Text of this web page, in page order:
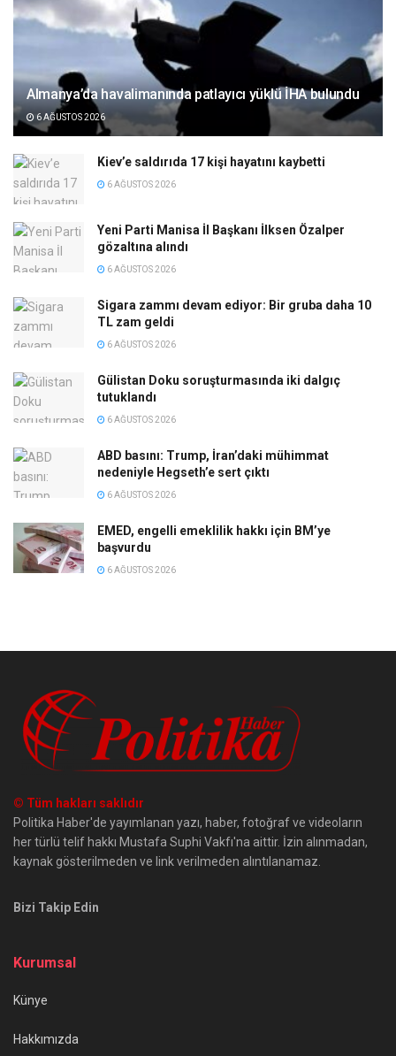
Almanya’da havalimanında patlayıcı yüklü İHA bulundu
6 AĞUSTOS 2026
Kiev’e saldırıda 17 kişi hayatını kaybetti
6 AĞUSTOS 2026
Yeni Parti Manisa İl Başkanı İlksen Özalper
gözaltına alındı
6 AĞUSTOS 2026
Sigara zammı devam ediyor: Bir gruba daha 10
TL zam geldi
6 AĞUSTOS 2026
Gülistan Doku soruşturmasında iki dalgıç
tutuklandı
6 AĞUSTOS 2026
ABD basını: Trump, İran’daki mühimmat
nedeniyle Hegseth’e sert çıktı
6 AĞUSTOS 2026
EMED, engelli emeklilik hakkı için BM’ye
başvurdu
6 AĞUSTOS 2026
© Tüm hakları saklıdır
Politika Haber'de yayımlanan yazı, haber, fotoğraf ve videoların
her türlü telif hakkı Mustafa Suphi Vakfı'na aittir. İzin alınmadan,
kaynak gösterilmeden ve link verilmeden alıntılanamaz.
Bizi Takip Edin
Kurumsal
Künye
Hakkımızda